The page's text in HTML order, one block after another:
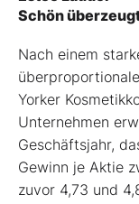
Schön
Nach einem
Yorker
Unternehmen
Geschäftsjahr,
Gewinn je Aktie
zuvor 4,73 und